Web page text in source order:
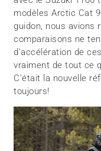
modèles Arctic Cat
guidon, nous avions
comparaisons ne
d’accélération de
vraiment de tout ce
C’était la nouvelle
toujours!